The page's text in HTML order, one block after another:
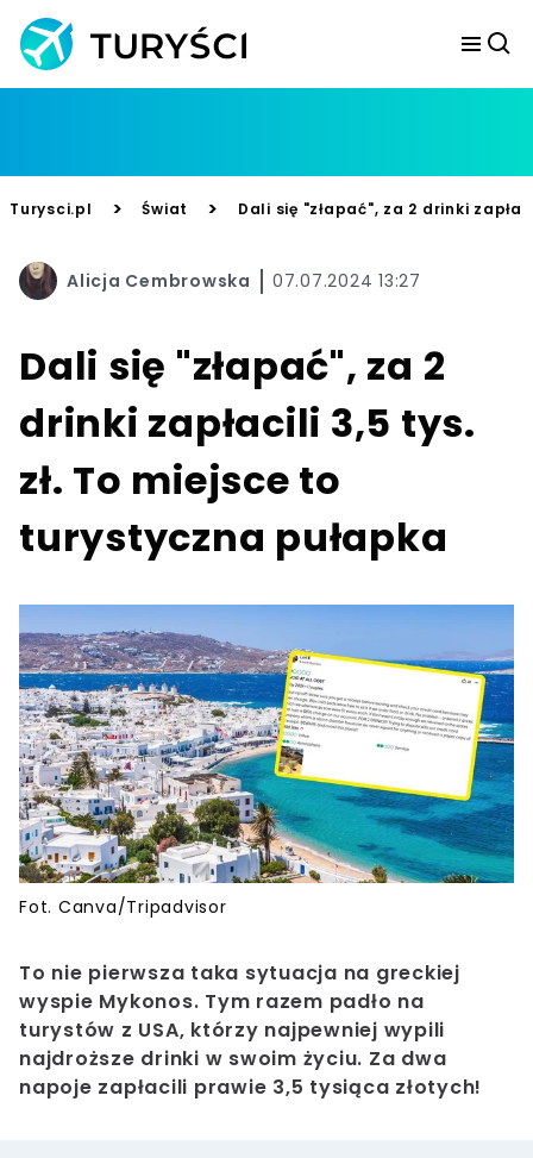
Turysci.pl > Świat > Dali się "złapać", za 2 drinki
Alicja Cembrowska 07.07.2024 13:27
Dali się "złapać", za 2
drinki zapłacili 3,5 tys.
zł. To miejsce to
turystyczna pułapka
Fot. Canva/Tripadvisor
To nie pierwsza taka sytuacja na greckiej
wyspie Mykonos. Tym razem padło na
turystów z USA, którzy najpewniej wypili
najdroższe drinki w swoim życiu. Za dwa
napoje zapłacili prawie 3,5 tysiąca złotych!